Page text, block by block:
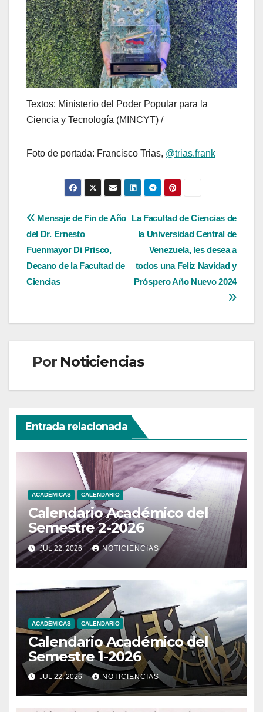
Textos: Ministerio del Poder Popular para la
Ciencia y Tecnología (MINCYT) /
Foto de portada: Francisco Trias, @trias.frank
Navegación
de
entradas
La Facultad de Ciencias de
la Universidad Central de
Venezuela, les desea a
todos una Feliz Navidad y
Próspero Año Nuevo 2024
Mensaje de Fin de Año
del Dr. Ernesto
Fuenmayor Di Prisco,
Decano de la Facultad de
Ciencias
Por Noticiencias
Entrada relacionada
ACADÉMICAS CALENDARIO
Calendario Académico del
Semestre 2-2026
JUL 22, 2026 NOTICIENCIAS
ACADÉMICAS CALENDARIO
Calendario Académico del
Semestre 1-2026
JUL 22, 2026 NOTICIENCIAS